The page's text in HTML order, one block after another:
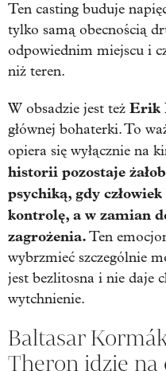
Ten casting buduje
tylko samą obecnością
odpowiednim miejscu i
niż teren.
W obsadzie jest też Erik
głównej bohaterki. To
opiera się wyłącznie na
historii pozostaje
psychiką, gdy
kontrolę, a w zamian
zagrożenia.Ten
wybrzmieć szczególnie
jest bezlitosna i nie daje
wytchnienie.
Baltasar
Theron idzie na